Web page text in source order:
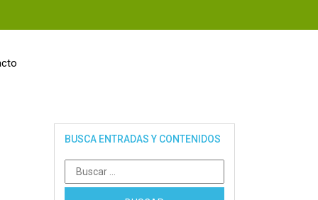
BUSCA ENTRADAS Y CONTENIDOS
Buscar: